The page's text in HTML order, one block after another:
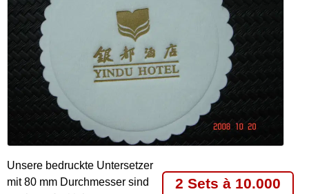
2 Sets à 10.000
Unsere bedruckte Untersetzer
mit 80 mm Durchmesser sind